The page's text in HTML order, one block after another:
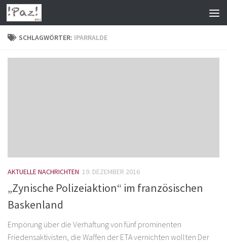
Zum Inhalt springen
SCHLAGWÖRTER: IPARRALDE
AKTUELLE NACHRICHTEN 19. DEZEMBER 2016
„Zynische Polizeiaktion“ im französischen
Baskenland
Empörung über die Verhaftung von fünf prominenten
Friedensaktivisten, die Waffen der ETA vernichten wollten Der